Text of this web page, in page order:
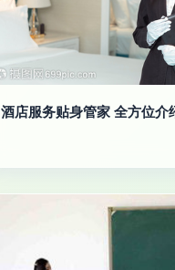
酒店服务贴身管家 全方位介